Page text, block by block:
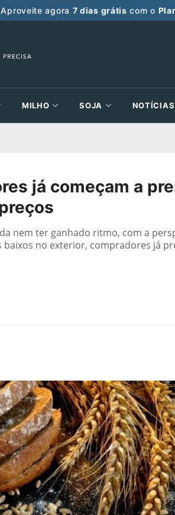
Aproveite agora 7 dias grátis com o
MILHO SOJA NOTÍCIAS
já começam a
nem ter ganhado ritmo, com a
no exterior, compradores já